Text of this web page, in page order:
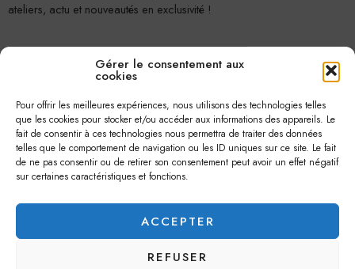
Gérer le consentement aux
cookies
Pour offrir les meilleures expériences, nous utilisons des technologies telles
que les cookies pour stocker et/ou accéder aux informations des appareils. Le
fait de consentir à ces technologies nous permettra de traiter des données
telles que le comportement de navigation ou les ID uniques sur ce site. Le fait
de ne pas consentir ou de retirer son consentement peut avoir un effet négatif
sur certaines caractéristiques et fonctions.
ACCEPTER
REFUSER
ateliers, actu et nouveautés en exclusivité !
Je m'abonne